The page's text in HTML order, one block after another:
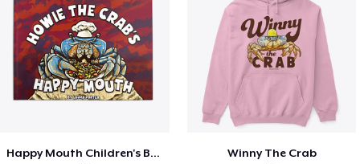
Happy Mouth Children's Book Winny The Crab